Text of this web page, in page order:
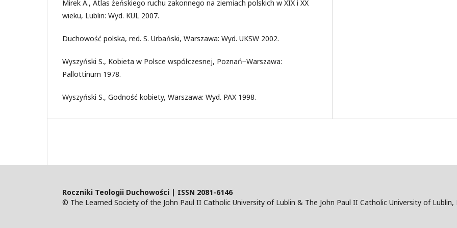
Mirek A., Atlas żeńskiego ruchu zakonnego na ziemiach polskich w XIX i XX
wieku, Lublin: Wyd. KUL 2007.
Duchowość polska, red. S. Urbański, Warszawa: Wyd. UKSW 2002.
Wyszyński S., Kobieta w Polsce współczesnej, Poznań−Warszawa:
Pallottinum 1978.
Wyszyński S., Godność kobiety, Warszawa: Wyd. PAX 1998.
Roczniki Teologii Duchowości | ISSN 2081-6146
© The Learned Society of the John Paul II Catholic University of Lublin & The John Paul II Catholic University of